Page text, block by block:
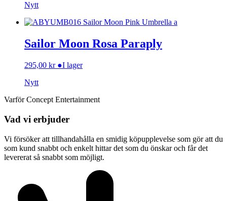
Nytt
Sailor Moon Rosa Paraply
295,00 kr ●I lager
Nytt
Varför Concept Entertainment
Vad vi erbjuder
Vi försöker att tillhandahålla en smidig köpupplevelse som gör att du
som kund snabbt och enkelt hittar det som du önskar och får det
levererat så snabbt som möjligt.